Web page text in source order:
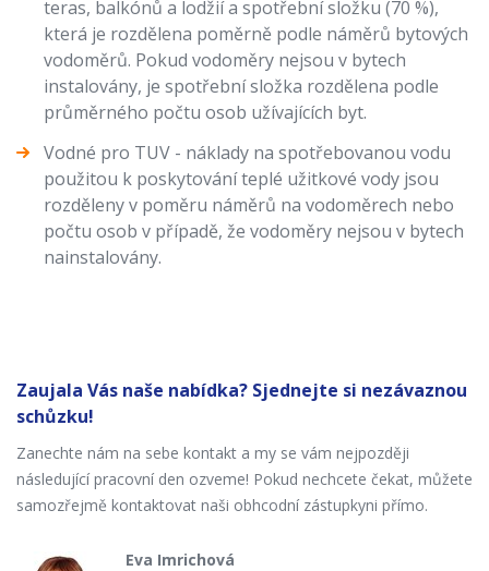
teras, balkónů a lodžií a spotřební složku (70 %),
která je rozdělena poměrně podle náměrů bytových
vodoměrů. Pokud vodoměry nejsou v bytech
instalovány, je spotřební složka rozdělena podle
průměrného počtu osob užívajících byt.
Vodné pro TUV - náklady na spotřebovanou vodu
použitou k poskytování teplé užitkové vody jsou
rozděleny v poměru náměrů na vodoměrech nebo
počtu osob v případě, že vodoměry nejsou v bytech
nainstalovány.
Zaujala Vás naše nabídka? Sjednejte si nezávaznou
schůzku!
Zanechte nám na sebe kontakt a my se vám nejpozději
následující pracovní den ozveme! Pokud nechcete čekat, můžete
samozřejmě kontaktovat naši obhcodní zástupkyni přímo.
Eva Imrichová